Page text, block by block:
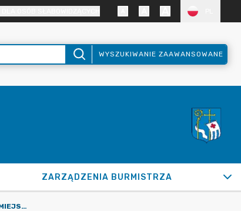
WYSZUKIWANIE ZAAWANSOWANE
ZARZĄDZENIA BURMISTRZA
UCHWAŁA NR XXX/252/2025 RADY MIEJSKIEJ W PUŁTUSKU Z DNIA 29 GRUDNIA 2025 R. W SPRAWIE ROZPATRZENIA WNIOSKU